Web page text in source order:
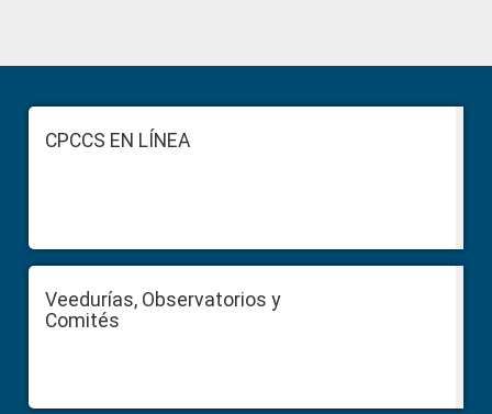
Sidebar
FooterCPCCS EN LÍNEA
Veedurías, Observatorios y
Comités